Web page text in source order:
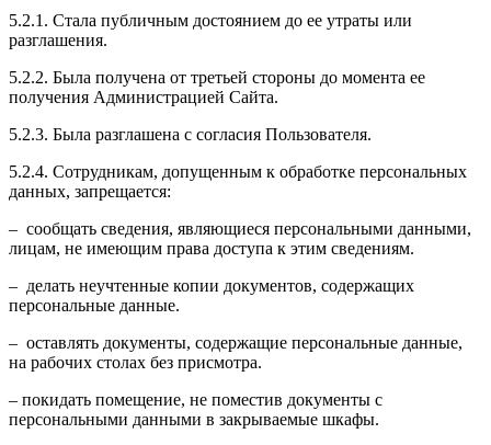
5.2.1. Стала публичным достоянием до ее утраты или
разглашения.
5.2.2. Была получена от третьей стороны до момента ее
получения Администрацией Сайта.
5.2.3. Была разглашена с согласия Пользователя.
5.2.4. Сотрудникам, допущенным к обработке персональных
данных, запрещается:
– сообщать сведения, являющиеся персональными данными,
лицам, не имеющим права доступа к этим сведениям.
– делать неучтенные копии документов, содержащих
персональные данные.
– оставлять документы, содержащие персональные данные,
на рабочих столах без присмотра.
– покидать помещение, не поместив документы с
персональными данными в закрываемые шкафы.